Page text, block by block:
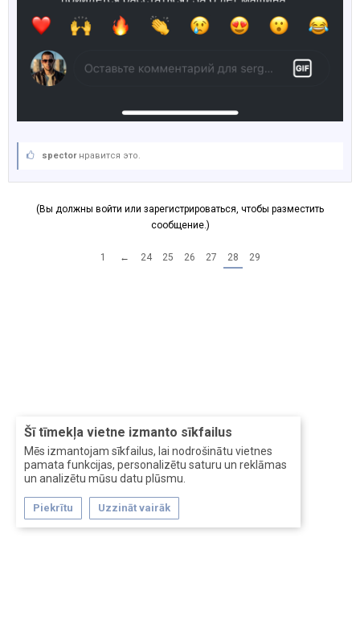
Šī tīmekļa vietne izmanto sīkfailus
Mēs izmantojam sīkfailus, lai nodrošinātu vietnes
pamata funkcijas, personalizētu saturu un reklāmas
un analizētu mūsu datu plūsmu.
Piekrītu Uzzināt vairāk
spectorнравится это.
(Вы должны войти или зарегистрироваться, чтобы разместить
сообщение.)
1 ← 24 25 26 27 28 29